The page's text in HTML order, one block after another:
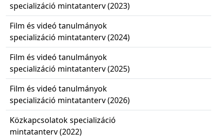
specializáció mintatanterv (2023)
Film és videó tanulmányok
specializáció mintatanterv (2024)
Film és videó tanulmányok
specializáció mintatanterv (2025)
Film és videó tanulmányok
specializáció mintatanterv (2026)
Közkapcsolatok specializáció
mintatanterv (2022)